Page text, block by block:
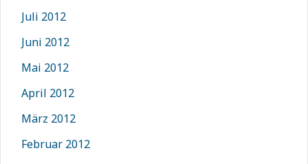
Juli 2012
Juni 2012
Mai 2012
April 2012
März 2012
Februar 2012